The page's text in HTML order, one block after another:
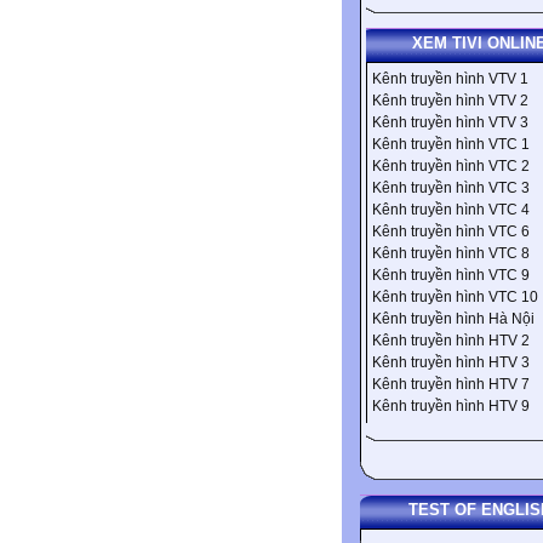
XEM TIVI
Kênh truyền hình VTV 1
Kênh truyền hình VTV 2
Kênh truyền hình VTV 3
Kênh truyền hình VTC 1
Kênh truyền hình VTC 2
Kênh truyền hình VTC 3
Kênh truyền hình VTC 4
Kênh truyền hình VTC 6
Kênh truyền hình VTC 8
Kênh truyền hình VTC 9
Kênh truyền hình VTC 10
Kênh truyền hình Hà Nội
Kênh truyền hình HTV 2
Kênh truyền hình HTV 3
Kênh truyền hình HTV 7
Kênh truyền hình HTV 9
TEST OF